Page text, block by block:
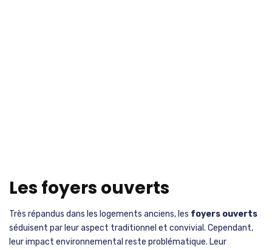
Les foyers ouverts
Très répandus dans les logements anciens, les foyers ouverts
séduisent par leur aspect traditionnel et convivial. Cependant,
leur impact environnemental reste problématique. Leur